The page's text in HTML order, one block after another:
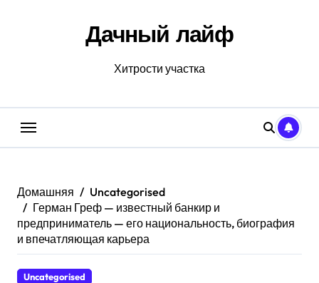
Дачный лайф
Хитрости участка
Домашняя
Uncategorised
Герман Греф — известный банкир и
предприниматель — его национальность, биография
и впечатляющая карьера
Uncategorised